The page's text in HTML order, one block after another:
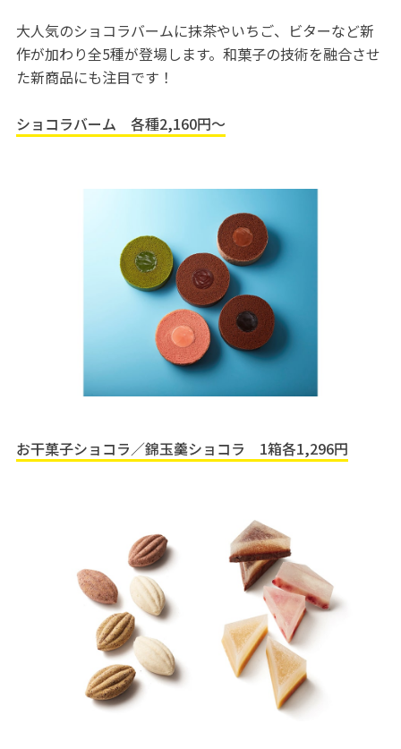
大人気のショコラバームに抹茶やいちご、ビターなど新
作が加わり全5種が登場します。和菓子の技術を融合させ
た新商品にも注目です！
ショコラバーム 各種2,160円～
お干菓子ショコラ／錦玉羹ショコラ 1箱各1,296円